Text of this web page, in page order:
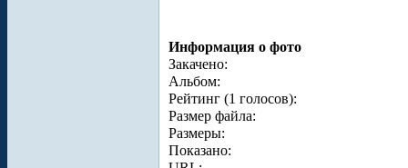
Информация о фото
Закачено:
Альбом:
Рейтинг (1 голосов):
Размер файла:
Размеры:
Показано: